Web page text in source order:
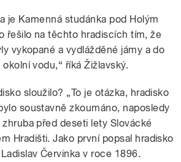
je Kamenná studánka pod Holým
řešilo na těchto hradiscích tím, že
vykopané a vydlážděné jámy a do
vodu,“ říká Žižlavský.
sloužilo? „To je otázka, hradisko
soustavně zkoumáno, naposledy
před deseti lety Slovácké
Hradišti. Jako první popsal hradisko
Červinka v roce 1896.